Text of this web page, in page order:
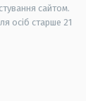
сайтом.
осіб старше 21